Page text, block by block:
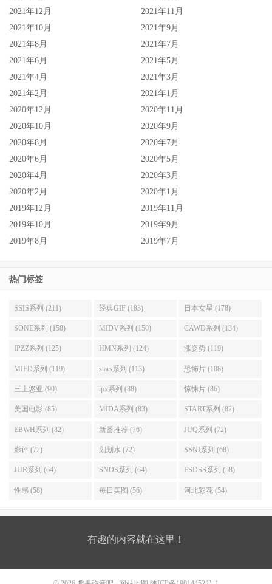
2021年12月
2021年11月
2021年10月
2021年9月
2021年8月
2021年7月
2021年6月
2021年5月
2021年4月
2021年3月
2021年2月
2021年1月
2020年12月
2020年11月
2020年10月
2020年9月
2020年8月
2020年7月
2020年6月
2020年5月
2020年4月
2020年3月
2020年2月
2020年1月
2019年12月
2019年11月
2019年10月
2019年9月
2019年8月
2019年7月
热门标签
SSIS系列 (211) 经典GIF (183) 日本女星 (178)
SONE系列 (158) MIDV系列 (150) CAWD系列 (134)
IPZZ系列 (125) HMN系列 (124) 涨姿势 (119)
MIFD系列 (119) stars系列 (113) 恐怖片 (108)
三上悠亚 (90) ipx系列 (88) 惊悚片 (86)
美国电影 (85) MIDA系列 (83) START系列 (82)
EBWH系列 (82) 新番推荐 (76) JUQ系列 (72)
影评 (72) 划划水 (72) SSNI系列 (68)
JUR系列 (64) SNOS系列 (64) FSDSS系列 (58)
性感 (58) 每日美图 (56) 河北彩花 (54)
有趣的内容就在这里！